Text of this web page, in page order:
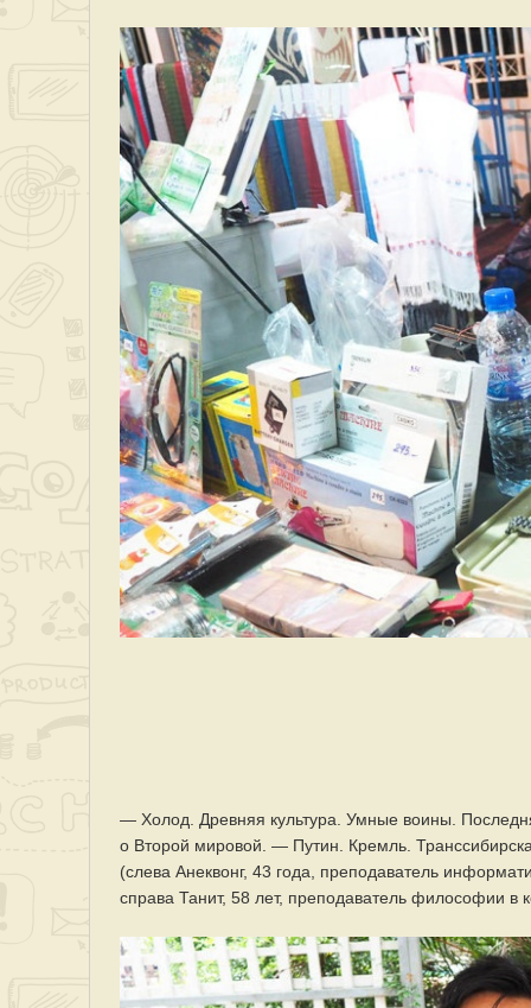
— Холод. Древняя культура. Умные воины.
о Второй мировой. — Путин. Кремль.
(слева Анеквонг, 43 года, преподаватель
справа Танит, 58 лет, преподаватель философии в